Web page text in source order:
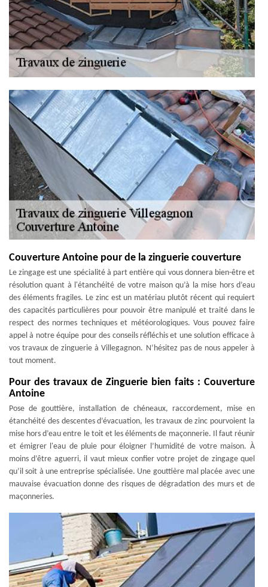
Couverture Antoine pour de la zinguerie couverture
Le zingage est une spécialité à part entière qui vous donnera bien-être et
résolution quant à l'étanchéité de votre maison qu’à la mise hors d’eau
des éléments fragiles. Le zinc est un matériau plutôt récent qui requiert
des capacités particulières pour pouvoir être manipulé et traité dans le
respect des normes techniques et météorologiques. Vous pouvez faire
appel à notre équipe pour des conseils réfléchis et une solution efficace à
vos travaux de zinguerie à Villegagnon. N’hésitez pas de nous appeler à
tout moment.
Pour des travaux de Zinguerie bien faits : Couverture
Antoine
Pose de gouttière, installation de chéneaux, raccordement, mise en
étanchéité des descentes d’évacuation, les travaux de zinc pourvoient la
mise hors d’eau entre le toit et les éléments de maçonnerie. Il faut réunir
et émigrer l'eau de pluie pour éloigner l’humidité de votre maison. À
moins d’être aguerri, il vaut mieux confier votre projet de zingage quel
qu’il soit à une entreprise spécialisée. Une gouttière mal placée avec une
mauvaise évacuation donne des risques de dégradation des murs et de
maçonneries.